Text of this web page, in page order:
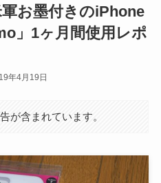
お墨付きのiPhone
」1ヶ月間使用レポ
年4月19日
が含まれています。